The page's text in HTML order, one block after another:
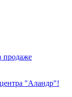
продаже
"Аландр"!